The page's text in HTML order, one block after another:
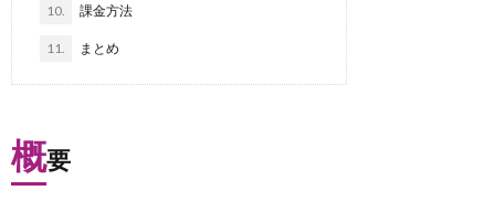
10. 課金方法
11. まとめ
概要